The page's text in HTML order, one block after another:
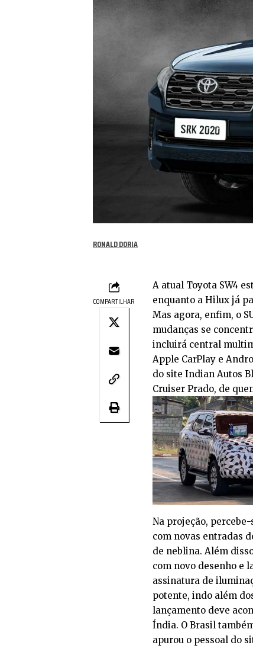
RONALD DORIA
COMPARTILHAR
A atual Toyota SW4
enquanto a Hilux já
Mas agora, enfim, o
mudanças se
incluirá central
Apple CarPlay e
do site Indian Autos
Cruiser Prado, de
Na projeção,
com novas entradas
de neblina. Além
com novo desenho e
assinatura de
potente, indo além
lançamento deve
Índia. O Brasil
apurou o pessoal do